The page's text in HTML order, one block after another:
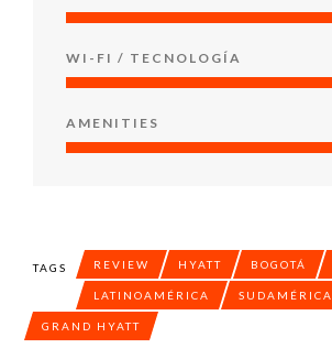
WI-FI / TECNOLOGÍA
AMENITIES
TAGS REVIEW HYATT BOGOTÁ
LATINOAMÉRICA SUDAMÉRICA
GRAND HYATT